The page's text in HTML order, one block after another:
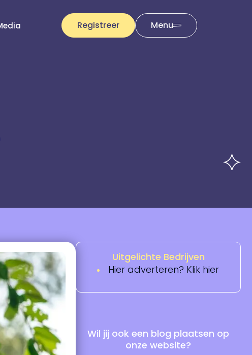
Registreer Menu
Uitgelichte Bedrijven
Hier adverteren? Klik hier
Wil jij ook een blog plaatsen op
onze website?